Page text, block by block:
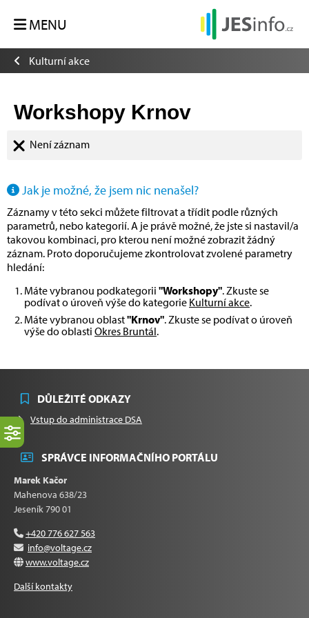
MENU
Kulturní akce
Workshopy Krnov
Není záznam
Jak je možné, že jsem nic nenašel?
Záznamy v této sekci můžete filtrovat a třídit podle různých
parametrů, nebo kategorií. A je právě možné, že jste si nastavil/a
takovou kombinaci, pro kterou není možné zobrazit žádný
záznam. Proto doporučujeme zkontrolovat zvolené parametry
hledání:
Máte vybranou podkategorii "Workshopy". Zkuste se
podívat o úroveň výše do kategorie Kulturní akce.
Máte vybranou oblast"Krnov". Zkuste se podívat o úroveň
výše do oblasti Okres Bruntál.
DŮLEŽITÉ ODKAZY
Vstup do administrace DSA
SPRÁVCE INFORMAČNÍHO PORTÁLU
Marek Kačor
Mahenova 638/23
Jeseník 790 01
+420 776 627 563
info@voltage.cz
www.voltage.cz
Další kontakty